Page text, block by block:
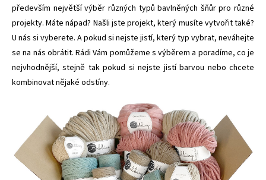
především největší výběr různých typů bavlněných šňůr pro různé
projekty. Máte nápad? Našli jste projekt, který musíte vytvořit také?
U nás si vyberete. A pokud si nejste jistí, který typ vybrat, neváhejte
se na nás obrátit. Rádi Vám pomůžeme s výběrem a poradíme, co je
nejvhodnější, stejně tak pokud si nejste jistí barvou nebo chcete
kombinovat nějaké odstíny.